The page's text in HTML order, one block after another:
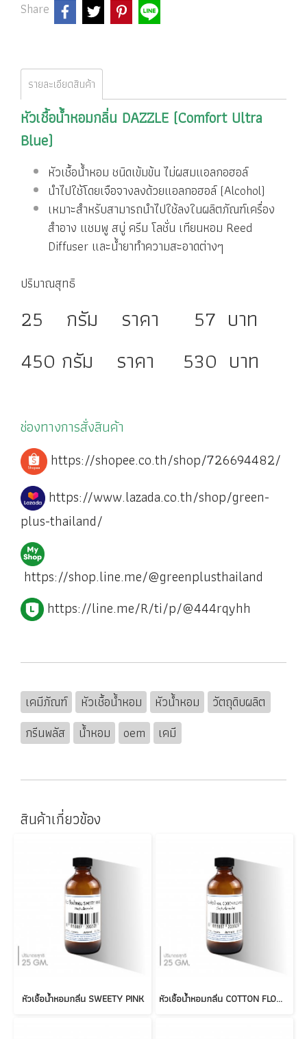
Share
รายละเอียดสินค้า
หัวเชื้อน้ำหอมกลิ่น DAZZLE (Comfort Ultra
Blue)
หัวเชื้อน้ำหอม ชนิดเข้มข้น ไม่ผสมแอลกอฮอล์
นำไปใช้โดยเจือจางลงด้วยแอลกอฮอล์ (Alcohol)
เหมาะสำหรับสามารถนำไปใช้ลงในผลิตภัณฑ์เครื่อง
สำอาง แชมพู สบู่ ครีม โลชั่น เทียนหอม Reed
Diffuser และน้ำยาทำความสะอาดต่างๆ
ปริมาณสุทธิ
25 กรัม ราคา 57 บาท
450 กรัม ราคา 530 บาท
ช่องทางการสั่งสินค้า
https://shopee.co.th/shop/726694482/
https://www.lazada.co.th/shop/green-
plus-thailand/
https://shop.line.me/@greenplusthailand
https://line.me/R/ti/p/@444rqyhh
เคมีภัณฑ์ หัวเชื้อน้ำหอม หัวน้ำหอม
วัตถุดิบผลิต
กรีนพลัส
น้ำหอม oem เคมี
สินค้าเกี่ยวข้อง
หัวเชื้อน้ำหอมกลิ่น SWEETY PINK หัวเชื้อน้ำหอมกลิ่น COTTON FLOWER